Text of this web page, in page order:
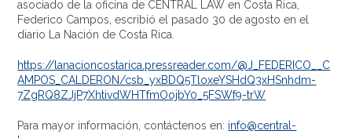
asociado de la oficina de CENTRAL LAW en Costa Rica,
Federico Campos, escribió el pasado 30 de agosto en el
diario La Nación de Costa Rica.
https://lanacioncostarica.pressreader.com/@J_FEDERICO__C
AMPOS_CALDERON/csb_yxBDQ5TloxeYSHdQ3xHSnhdm-
7ZgRQ8ZJjP7XhtivdWHTfmOojbY0_5FSWf9-trW
Para mayor información, contáctenos en: info@central-